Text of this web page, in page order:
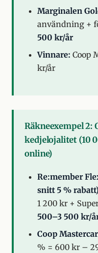
Marginalen
användning +
500 kr/år
Vinnare: Coop
kr/år
Räkneexempel 2:
kedjelojalitet (10
online)
Re:member
snitt 5 %
1 200 kr +
500–3 500 kr/
Coop
% = 600 kr –